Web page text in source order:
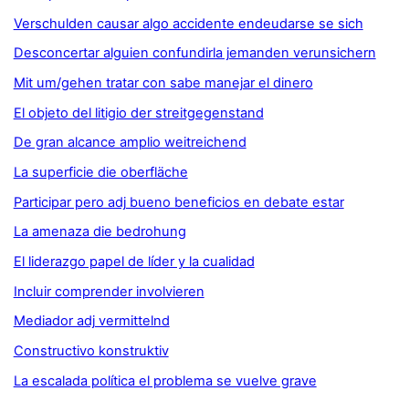
Verschulden causar algo accidente endeudarse se sich
Desconcertar alguien confundirla jemanden verunsichern
Mit um/gehen tratar con sabe manejar el dinero
El objeto del litigio der streitgegenstand
De gran alcance amplio weitreichend
La superficie die oberfläche
Participar pero adj bueno beneficios en debate estar
La amenaza die bedrohung
El liderazgo papel de líder y la cualidad
Incluir comprender involvieren
Mediador adj vermittelnd
Constructivo konstruktiv
La escalada política el problema se vuelve grave